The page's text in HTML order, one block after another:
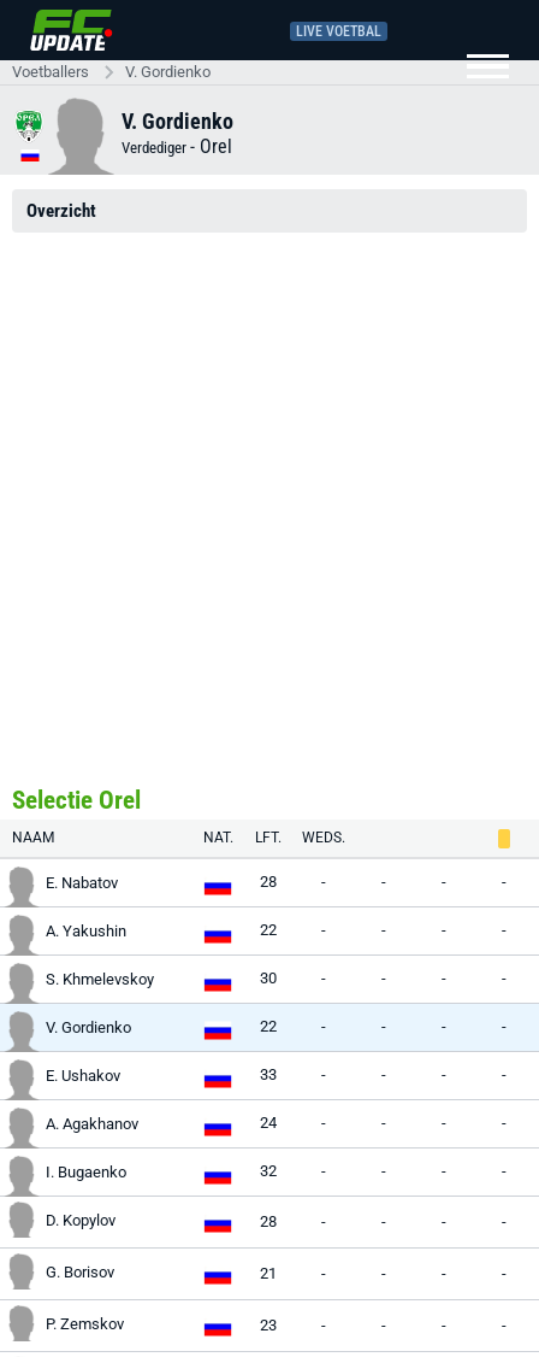
LIVE VOETBAL
Voetballers V. Gordienko
V. Gordienko
Verdediger - Orel
Overzicht
Selectie Orel
NAAM NAT. LFT. WEDS.
E. Nabatov 28 - - - -
A. Yakushin 22 - - - -
S. Khmelevskoy 30 - - - -
V. Gordienko 22 - - - -
E. Ushakov 33 - - - -
A. Agakhanov 24 - - - -
I. Bugaenko 32 - - - -
D. Kopylov 28 - - - -
G. Borisov 21 - - - -
P. Zemskov 23 - - - -